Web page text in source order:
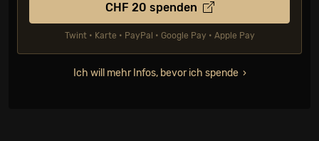
CHF 20 spenden
Twint • Karte • PayPal • Google Pay • Apple Pay
Ich will mehr Infos, bevor ich spende